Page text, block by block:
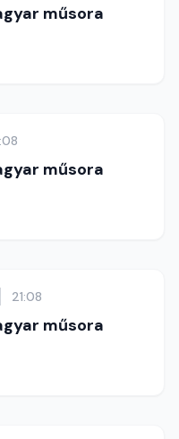
műsora
műsora
21:08
műsora